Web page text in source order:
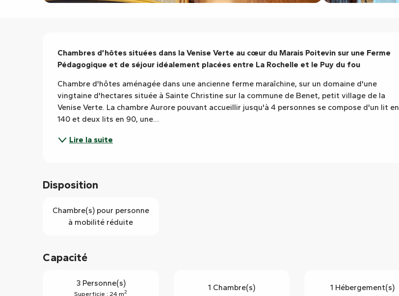
Description
Chambres d’hôtes situées dans la Venise Verte au cœur du Marais Poitevin sur une Ferme
Pédagogique et de séjour idéalement placées entre La Rochelle et le Puy du fou
Chambre d'hôtes aménagée dans une ancienne ferme maraîchine, sur un domaine d'une
vingtaine d'hectares située à Sainte Christine sur la commune de Benet, petit village de la
Venise Verte. La chambre Aurore pouvant accueillir jusqu'à 4 personnes se compose d'un lit en
140 et deux lits en 90, une...
Lire la suite
Disposition
Chambre(s) pour personne
à mobilité réduite
Capacité
3 Personne(s)
Superficie : 24 m2 1 Chambre(s) 1 Hébergement(s)